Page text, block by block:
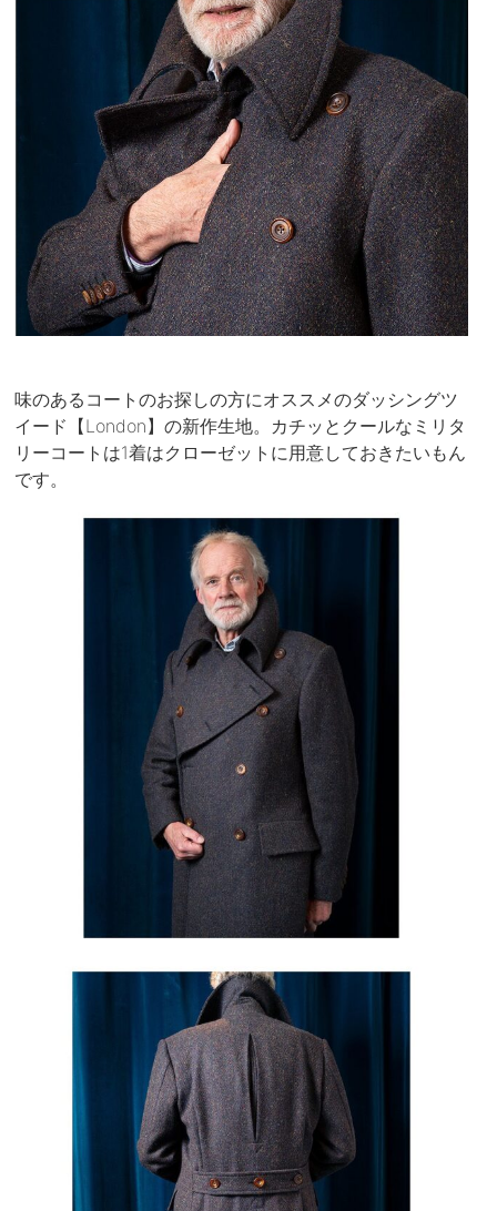
味のあるコートのお探しの方にオススメのダッシングツ
イード【London】の新作生地。カチッとクールなミリタ
リーコートは1着はクローゼットに用意しておきたいもん
です。